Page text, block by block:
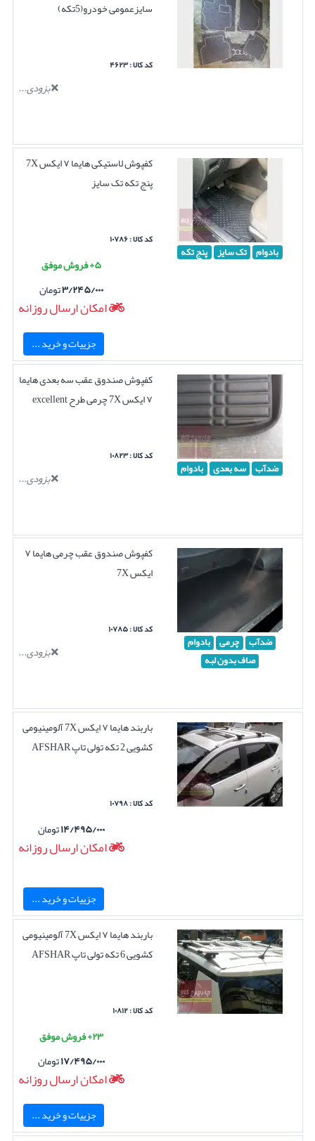
سایزعمومی خودرو(5تکه)
کد کالا : ۴۶۲۳
بزودی...
بادوام تک سایز پنج تکه
کفپوش لاستیکی هایما ۷ ایکس 7X
پنج تکه تک سایز
کد کالا : ۱۰۷۸۶
۵+ فروش موفق
۳/۲۴۵/۰۰۰تومان
امکان ارسال روزانه
جزییات و خرید ...
ضدآب سه بعدی بادوام
کفپوش صندوق عقب سه بعدی هایما
۷ ایکس 7X چرمی طرح excellent
کد کالا : ۱۰۸۲۳
بزودی...
ضدآب چرمی بادوام
صاف بدون لبه
کفپوش صندوق عقب چرمی هایما ۷
ایکس 7X
کد کالا : ۱۰۷۸۵
بزودی...
باربند هایما ۷ ایکس 7X آلومینیومی
کشویی 2 تکه تولی تاپ AFSHAR
کد کالا : ۱۰۷۹۸
۱۴/۴۹۵/۰۰۰تومان
امکان ارسال روزانه
جزییات و خرید ...
باربند هایما ۷ ایکس 7X آلومینیومی
کشویی 6 تکه تولی تاپ AFSHAR
کد کالا : ۱۰۸۱۲
۲۳+ فروش موفق
۱۷/۴۹۵/۰۰۰تومان
امکان ارسال روزانه
جزییات و خرید ...